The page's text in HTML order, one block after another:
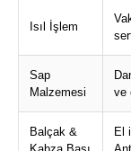
Isıl İşlem
Sap
Malzemesi
ve
Balçak &
El